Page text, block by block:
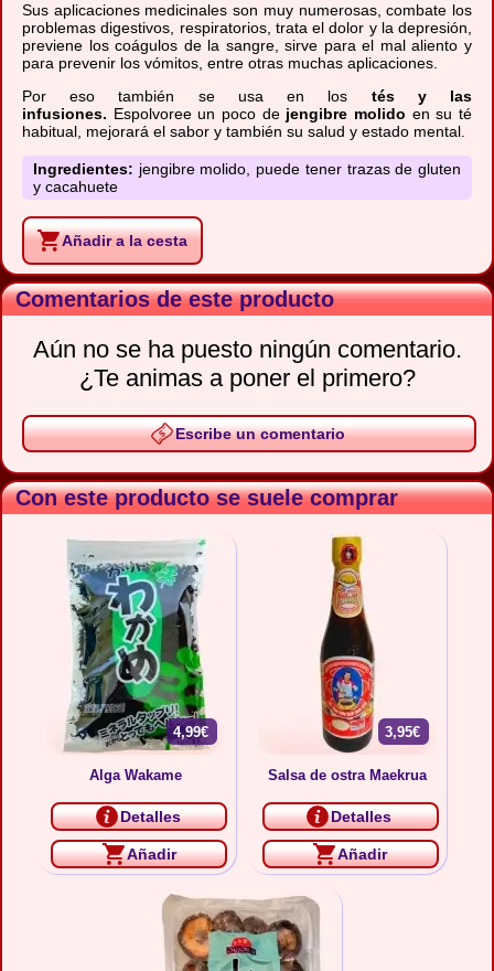
Sus aplicaciones medicinales son muy numerosas, combate los
problemas digestivos, respiratorios, trata el dolor y la depresión,
previene los coágulos de la sangre, sirve para el mal aliento y
para prevenir los vómitos, entre otras muchas aplicaciones.
Por eso también se usa en los tés y las
infusiones. Espolvoree un poco de jengibre molido en su té
habitual, mejorará el sabor y también su salud y estado mental.
Ingredientes: jengibre molido, puede tener trazas de gluten
y cacahuete
Añadir a la cesta
Comentarios de este producto
Aún no se ha puesto ningún comentario.
¿Te animas a poner el primero?
Escribe un comentario
Con este producto se suele comprar
4,99€
Alga Wakame
Detalles
Añadir
3,95€
Salsa de ostra Maekrua
Detalles
Añadir